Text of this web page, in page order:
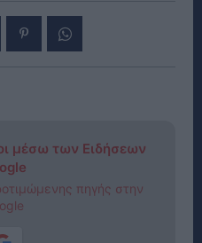
μέσω των Ειδήσεων
πηγής στην